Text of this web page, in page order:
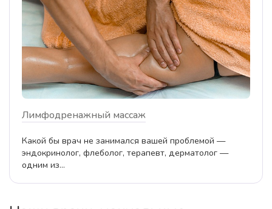
Лимфодренажный массаж
Какой бы врач не занимался вашей проблемой —
эндокринолог, флеболог, терапевт, дерматолог —
одним из...